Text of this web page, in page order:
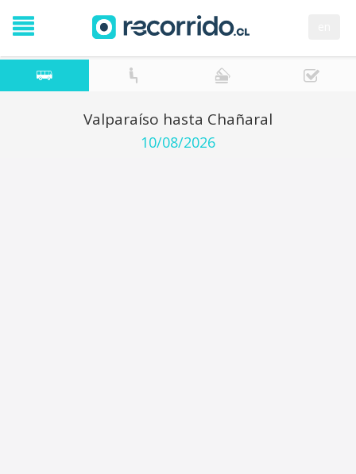
Valparaíso hasta Chañaral
10/08/2026